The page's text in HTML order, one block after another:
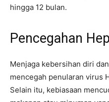
hingga 12 bulan.
Pencegahan
Menjaga kebersihan diri
mencegah penularan virus
Selain itu, kebiasaan